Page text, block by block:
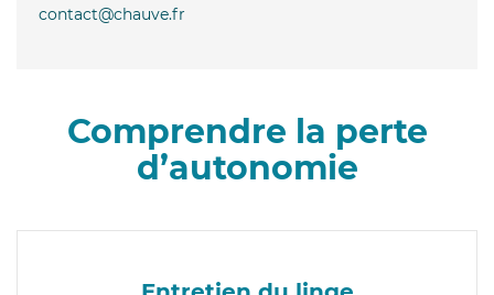
contact@chauve.fr
Comprendre la perte
d’autonomie